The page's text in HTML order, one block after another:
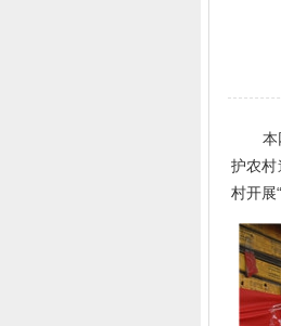
本网
护农
村开展